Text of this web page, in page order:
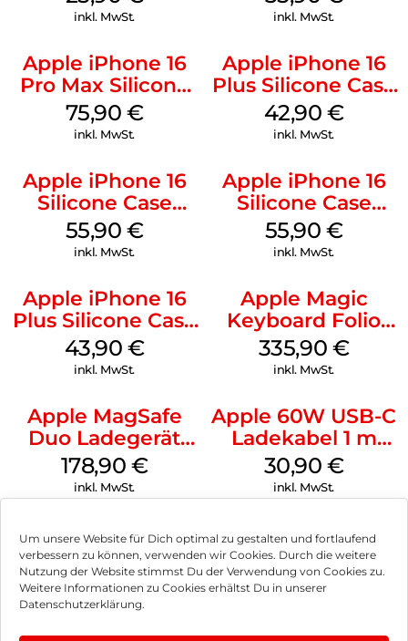
Um unsere Website für Dich optimal zu gestalten und fortlaufend
verbessern zu können, verwenden wir Cookies. Durch die weitere
Nutzung der Website stimmst Du der Verwendung von Cookies zu.
Weitere Informationen zu Cookies erhältst Du in unserer
Datenschutzerklärung.
Weiß
inkl. MwSt. inkl. MwSt.
Apple iPhone 16
Pro Max Silicone
Case MagSafe
Stone Gray
75,90 €
inkl. MwSt.
Apple iPhone 16
Plus Silicone Case
MagSafe Plum
42,90 €
inkl. MwSt.
Apple iPhone 16
Silicone Case
MagSafe
Ultramarine
55,90 €
inkl. MwSt.
Apple iPhone 16
Silicone Case
MagSafe Plum
55,90 €
inkl. MwSt.
Apple iPhone 16
Plus Silicone Case
MagSafe Black
43,90 €
inkl. MwSt.
Apple Magic
Keyboard Folio
iPad 10.9″ (10.Gen.)
Weiß
335,90 €
inkl. MwSt.
Apple MagSafe
Duo Ladegerät
Weiß
178,90 €
inkl. MwSt.
Apple 60W USB-C
Ladekabel 1 m
Weiß
30,90 €
inkl. MwSt.
Impressum